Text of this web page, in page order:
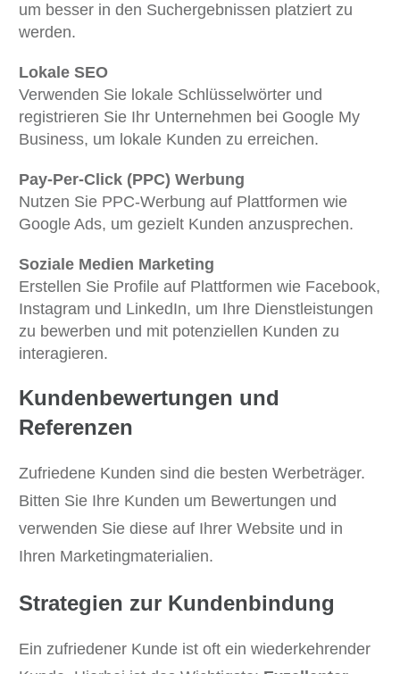
um besser in den Suchergebnissen platziert zu
werden.
Lokale SEO
Verwenden Sie lokale Schlüsselwörter und
registrieren Sie Ihr Unternehmen bei Google My
Business, um lokale Kunden zu erreichen.
Pay-Per-Click (PPC) Werbung
Nutzen Sie PPC-Werbung auf Plattformen wie
Google Ads, um gezielt Kunden anzusprechen.
Soziale Medien Marketing
Erstellen Sie Profile auf Plattformen wie Facebook,
Instagram und LinkedIn, um Ihre Dienstleistungen
zu bewerben und mit potenziellen Kunden zu
interagieren.
Kundenbewertungen und
Referenzen
Zufriedene Kunden sind die besten Werbeträger.
Bitten Sie Ihre Kunden um Bewertungen und
verwenden Sie diese auf Ihrer Website und in
Ihren Marketingmaterialien.
Strategien zur Kundenbindung
Ein zufriedener Kunde ist oft ein wiederkehrender